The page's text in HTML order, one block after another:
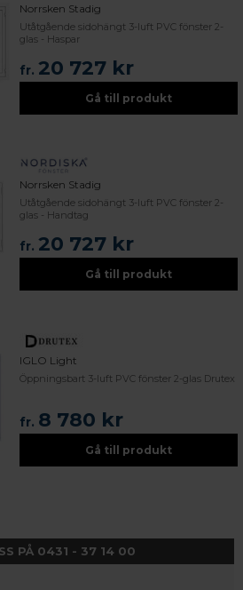
Norrsken Stadig
Utåtgående sidohängt 3-luft PVC fönster 2-
glas - Haspar
fr. 20 727 kr
Gå till produkt
Norrsken Stadig
Utåtgående sidohängt 3-luft PVC fönster 2-
glas - Handtag
fr. 20 727 kr
Gå till produkt
IGLO Light
Öppningsbart 3-luft PVC fönster 2-glas Drutex
fr. 8 780 kr
Gå till produkt
PÅ 0431 - 37 14 00